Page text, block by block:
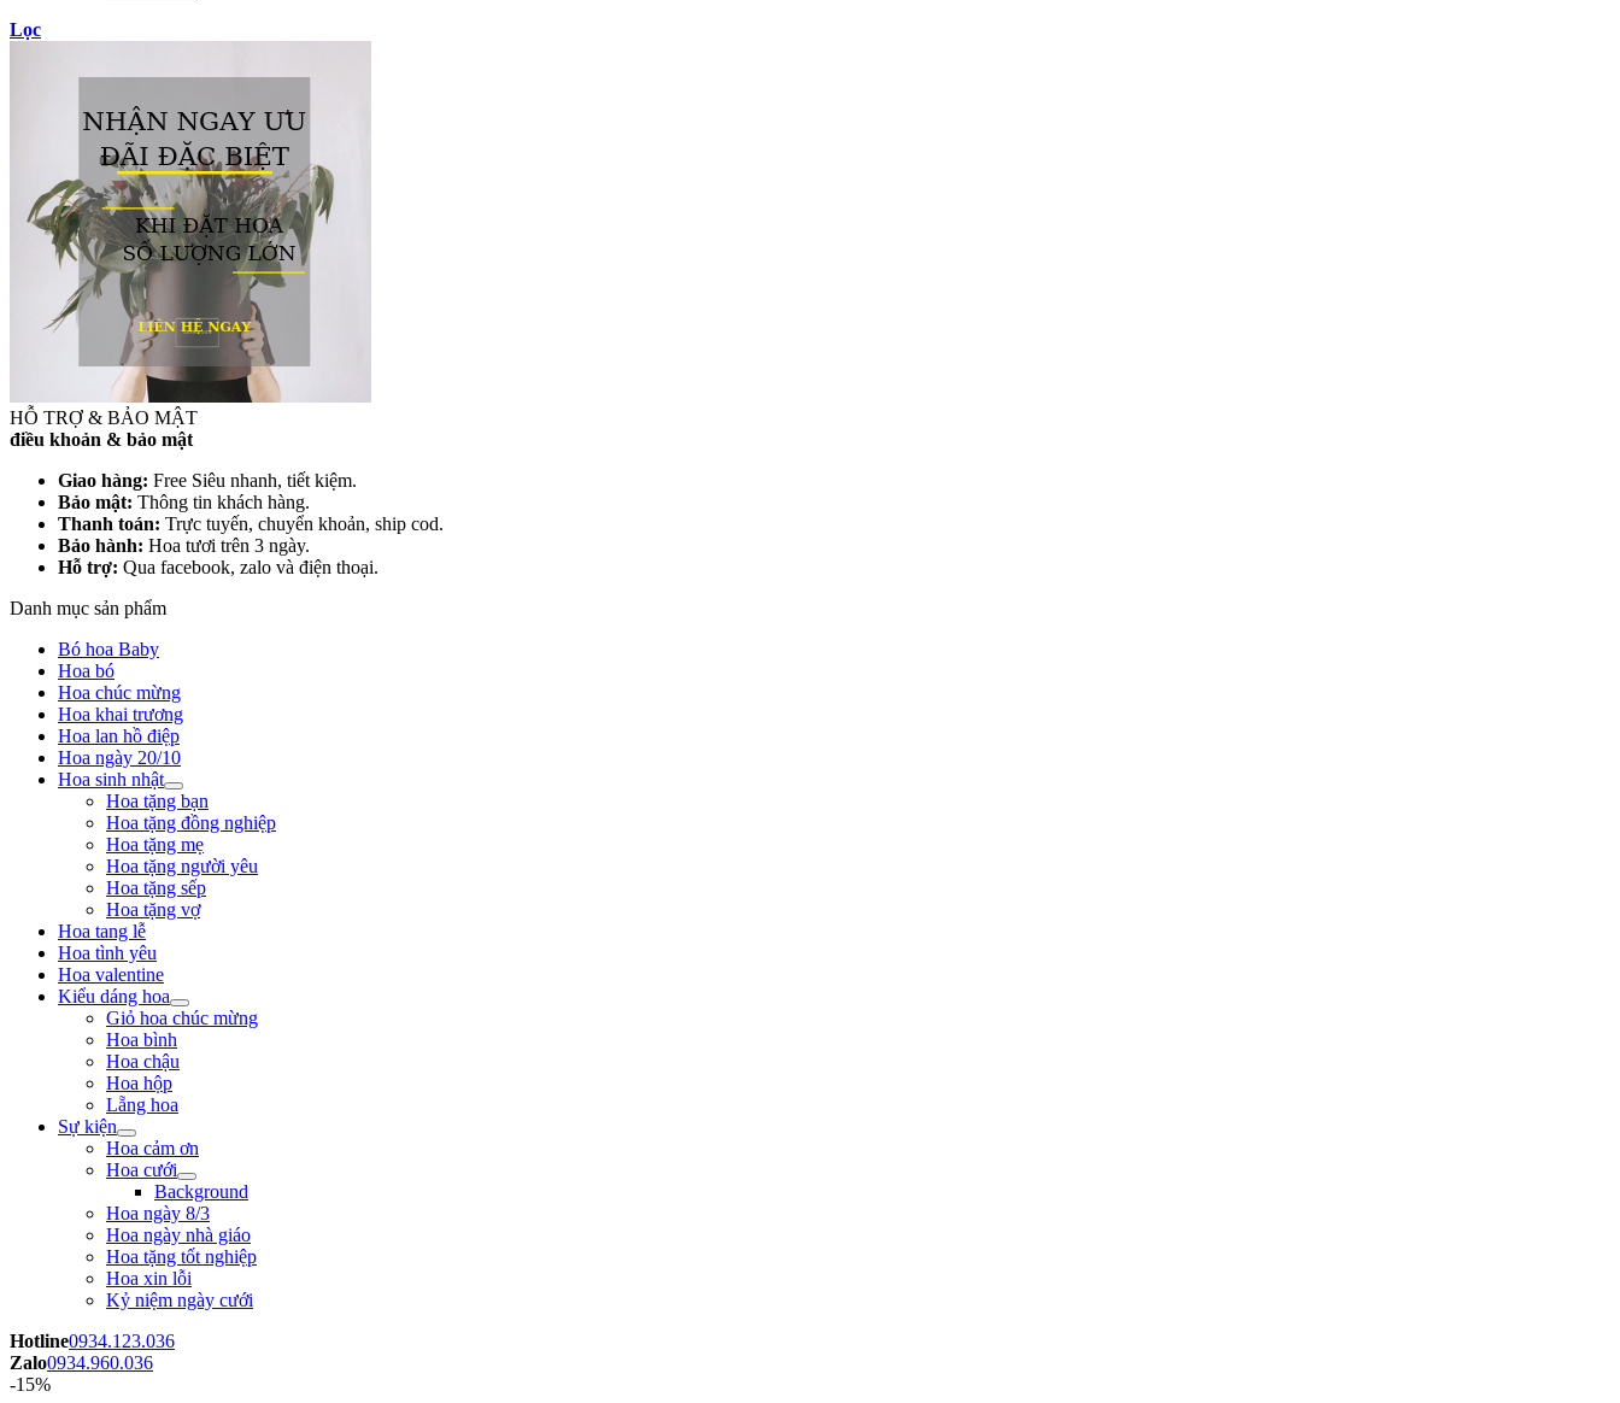
Lọc
HỖ TRỢ & BẢO MẬT
điều khoản & bảo mật
Giao hàng: Free Siêu nhanh, tiết kiệm.
Bảo mật: Thông tin khách hàng.
Thanh toán: Trực tuyến, chuyển khoản, ship cod.
Bảo hành: Hoa tươi trên 3 ngày.
Hỗ trợ: Qua facebook, zalo và điện thoại.
Danh mục sản phẩm
Bó hoa Baby
Hoa bó
Hoa chúc mừng
Hoa khai trương
Hoa lan hồ điệp
Hoa ngày 20/10
Hoa sinh nhật
Hoa tặng bạn
Hoa tặng đồng nghiệp
Hoa tặng mẹ
Hoa tặng người yêu
Hoa tặng sếp
Hoa tặng vợ
Hoa tang lễ
Hoa tình yêu
Hoa valentine
Kiểu dáng hoa
Giỏ hoa chúc mừng
Hoa bình
Hoa chậu
Hoa hộp
Lẵng hoa
Sự kiện
Hoa cảm ơn
Hoa cưới
Background
Hoa ngày 8/3
Hoa ngày nhà giáo
Hoa tặng tốt nghiệp
Hoa xin lỗi
Kỷ niệm ngày cưới
Hotline0934.123.036
Zalo0934.960.036
-15%